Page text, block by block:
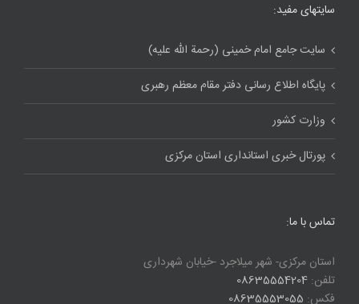
سایتهای مفید:
سایت جامع امام خمینی (رحمة الله علیه)
پایگاه اطلاع رسانی دفتر مقام معظم رهبری
وزارت کشور
پورتال خبری استانداری استان مرکزی
تماس با ما:
استان مرکزی- شهر میلاجرد -خیابان شهرداری
تلفن: 08635554204
فکس: 08635553055